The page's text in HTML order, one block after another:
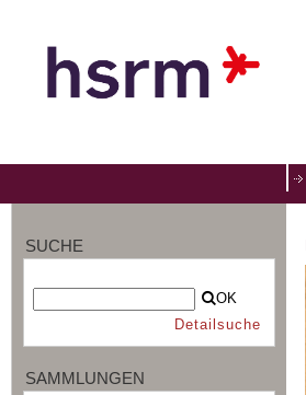
SUCHE
OK
Detailsuche
SAMMLUNGEN